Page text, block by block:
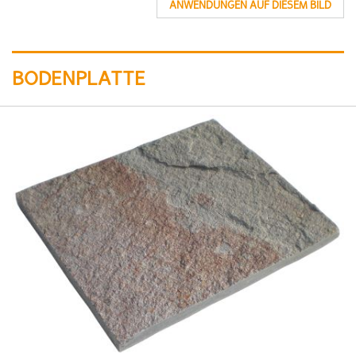
ANWENDUNGEN AUF DIESEM BILD
BODENPLATTE